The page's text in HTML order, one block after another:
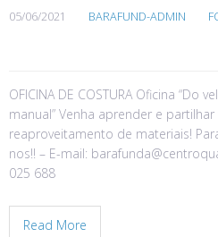
05/06/2021 BARAFUND-ADMIN
OFICINA DE COSTURA Oficina “Do
manual” Venha aprender e
reaproveitamento de materiais!
nos!! – E-mail:
025 688
Read More